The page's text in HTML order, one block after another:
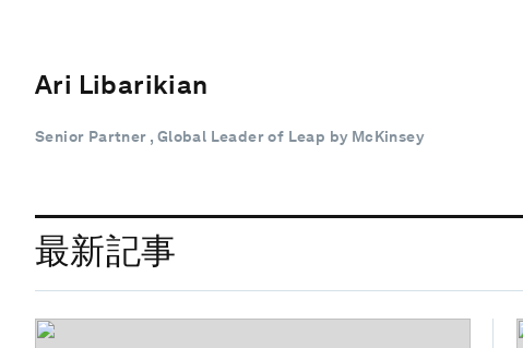
Ari Libarikian
Senior Partner , Global Leader of Leap by McKinsey
最新記事